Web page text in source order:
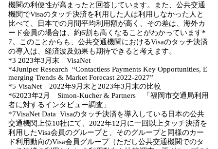
機関の利便性が高まったと回答しています。また、公共交通
機関でVisaのタッチ決済を利用した人は利用しなかった人と
比べて、日本での月間平均利用額が高く、その差は、海外カ
ード会員の場合は、約6割も高くなることがわかっています*
7。このことからも、公共交通機関におけるVisaのタッチ決済
の導入は、経済波及効果も期待できると考えます。
*3 2023年3月末 VisaNet
*4Juniper Research “Contactless Payments Key Opportunities, E
merging Trends & Market Forecast 2022-2027”
*5 VisaNet 2022年9月末と2023年3月末の比較
*62023年2月 Simon-Kucher & Partners 「福岡市交通局利用
者に対するインタビュー調査」
*7VisaNet Data Visaのタッチ決済を導入している日本の公共
交通機関上位10社にて、2022年12月に一回以上タッチ決済を
利用したVisa会員のグループと、そのグループと同様のカー
ド利用動向のVisa会員グループ（ただし公共交通機関でのタ